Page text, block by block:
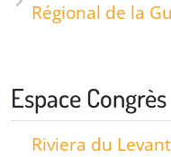
Régional de la
Espace Congrès
Riviera du